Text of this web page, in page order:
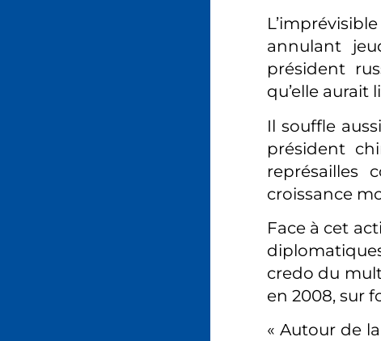
annulant
président
qu’elle aurait
Il souffle
président
représailles
croissance
Face à cet
credo du
en 2008, sur
« Autour de